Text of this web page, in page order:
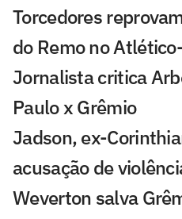
Torcedores
do Remo no
Jornalista critica
Paulo x Grêmio
Jadson, ex-
acusação de
Weverton salva